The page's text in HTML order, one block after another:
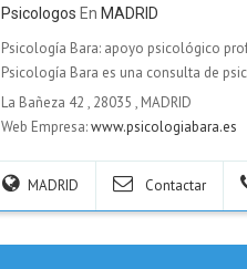
Psicologos En MADRID
Psicología Bara: apoyo psicológico
Psicología Bara es una consulta de
La Bañeza 42 , 28035 , MADRID
Web Empresa:www.psicologiabara.es
MADRID Contactar